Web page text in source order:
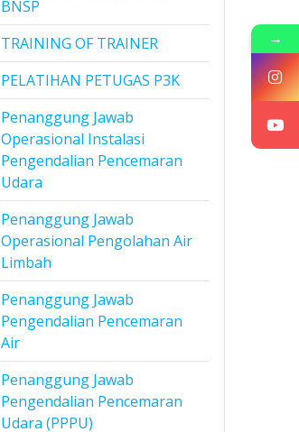
BNSP
TRAINING OF TRAINER
PELATIHAN PETUGAS P3K
Penanggung Jawab
Operasional Instalasi
Pengendalian Pencemaran
Udara
Penanggung Jawab
Operasional Pengolahan Air
Limbah
Penanggung Jawab
Pengendalian Pencemaran
Air
Penanggung Jawab
Pengendalian Pencemaran
Udara (PPPU)
→